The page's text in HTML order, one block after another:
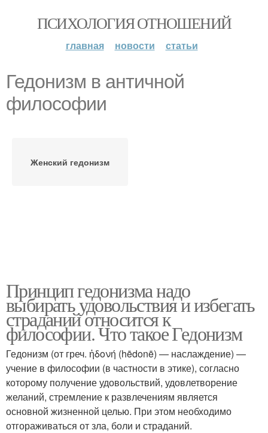
ПСИХОЛОГИЯ ОТНОШЕНИЙ
главная новости статьи
Гедонизм в античной
философии
Женский гедонизм
Принцип гедонизма надо
выбирать удовольствия и избегать
страданий относится к
философии. Что такое Гедонизм
Гедонизм (от греч. ἡδονή (hēdonē) — наслаждение) —
учение в философии (в частности в этике), согласно
которому получение удовольствий, удовлетворение
желаний, стремление к развлечениям является
основной жизненной целью. При этом необходимо
отгораживаться от зла, боли и страданий.